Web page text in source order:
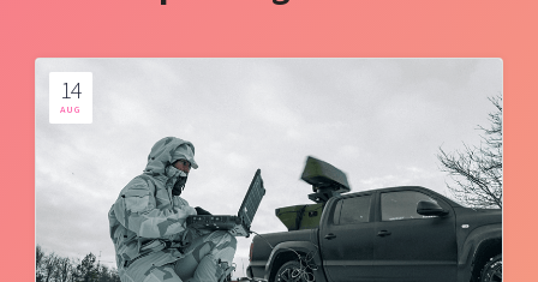
14
AUG